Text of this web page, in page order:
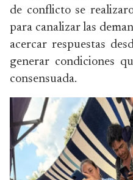
de conflicto se
para canalizar las
acercar respuestas
generar condiciones
consensuada.